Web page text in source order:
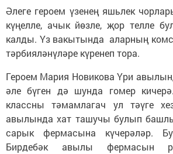
Әлеге героем үзенең яшьлек
күңелле, ачык йөзле, җор телле
калды. Үз вакытында аларның
тәрбияләнүләре күренеп тора.
Героем Мария Новикова Үри
әле бүген дә шунда гомер
классны тәмамлагач ул тәүге
авылында хат ташучы булып
сарык фермасына күчерәләр.
Бирдебәк авылы фермасын